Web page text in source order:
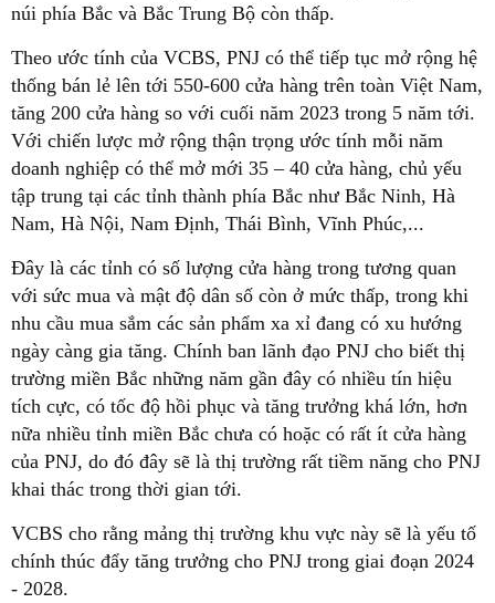
núi phía Bắc và Bắc Trung Bộ còn thấp.
Theo ước tính của VCBS, PNJ có thể tiếp tục mở rộng hệ
thống bán lẻ lên tới 550-600 cửa hàng trên toàn Việt Nam,
tăng 200 cửa hàng so với cuối năm 2023 trong 5 năm tới.
Với chiến lược mở rộng thận trọng ước tính mỗi năm
doanh nghiệp có thể mở mới 35 – 40 cửa hàng, chủ yếu
tập trung tại các tỉnh thành phía Bắc như Bắc Ninh, Hà
Nam, Hà Nội, Nam Định, Thái Bình, Vĩnh Phúc,...
Đây là các tỉnh có số lượng cửa hàng trong tương quan
với sức mua và mật độ dân số còn ở mức thấp, trong khi
nhu cầu mua sắm các sản phẩm xa xỉ đang có xu hướng
ngày càng gia tăng. Chính ban lãnh đạo PNJ cho biết thị
trường miền Bắc những năm gần đây có nhiều tín hiệu
tích cực, có tốc độ hồi phục và tăng trưởng khá lớn, hơn
nữa nhiều tỉnh miền Bắc chưa có hoặc có rất ít cửa hàng
của PNJ, do đó đây sẽ là thị trường rất tiềm năng cho PNJ
khai thác trong thời gian tới.
VCBS cho rằng mảng thị trường khu vực này sẽ là yếu tố
chính thúc đẩy tăng trưởng cho PNJ trong giai đoạn 2024
- 2028.